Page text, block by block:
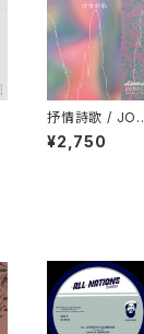
抒情詩歌 / JOJ
ŌSHĪKA "CD"
¥2,750